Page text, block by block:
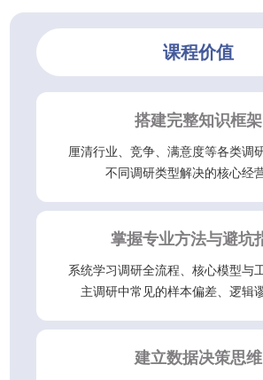
课程价值
搭建完整知识框架
厘清行业、竞争、满意度等各类调
不同调研类型解决的核心经
掌握专业方法与避坑
系统学习调研全流程、核心模型与
主调研中常见的样本偏差、逻辑
建立数据决策思维